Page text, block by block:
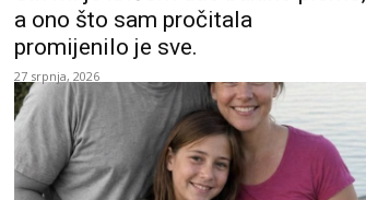
a ono što sam pročitala
promijenilo je sve.
27 srpnja, 2026